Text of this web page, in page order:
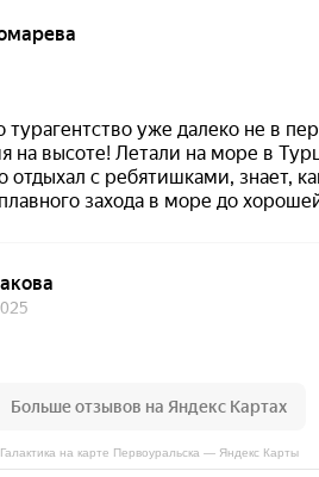
Галактика на карте Первоуральска — Яндекс Карты